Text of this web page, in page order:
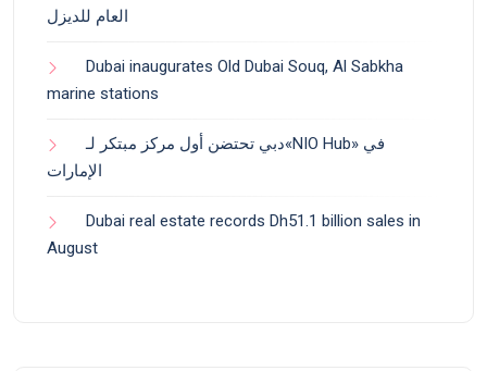
العام للديزل
Dubai inaugurates Old Dubai Souq, Al Sabkha
marine stations
دبي تحتضن أول مركز مبتكر لـ«NIO Hub» في
الإمارات
Dubai real estate records Dh51.1 billion sales in
August